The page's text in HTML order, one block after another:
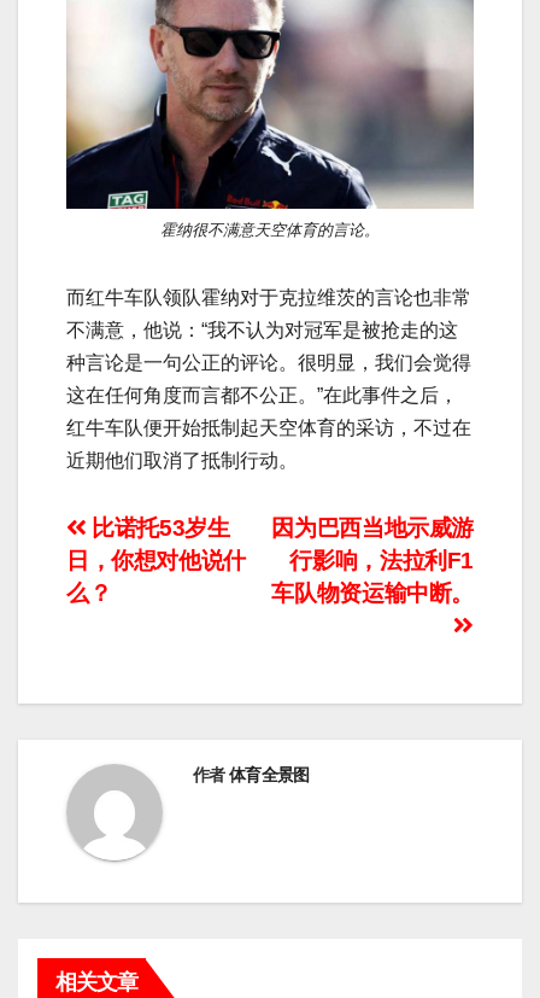
霍纳很不满意天空体育的言论。
而红牛车队领队霍纳对于克拉维茨的言论也非常
不满意，他说：“我不认为对冠军是被抢走的这
种言论是一句公正的评论。很明显，我们会觉得
这在任何角度而言都不公正。”在此事件之后，
红牛车队便开始抵制起天空体育的采访，不过在
近期他们取消了抵制行动。
文
章
因为巴西当地示威游
行影响，法拉利F1
车队物资运输中断。
比诺托53岁生
日，你想对他说什
么？
作者体育全景图
相关文章